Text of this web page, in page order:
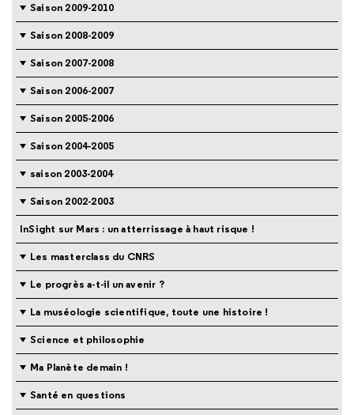
Saison 2009-2010
Saison 2008-2009
Saison 2007-2008
Saison 2006-2007
Saison 2005-2006
Saison 2004-2005
saison 2003-2004
Saison 2002-2003
InSight sur Mars : un atterrissage à haut risque !
Les masterclass du CNRS
Le progrès a-t-il un avenir ?
La muséologie scientifique, toute une histoire !
Science et philosophie
Ma Planète demain !
Santé en questions